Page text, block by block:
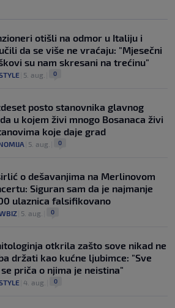
otišli na odmor u Italiju i
da se više ne vraćaju: "Mjesečni
su nam skresani na trećinu"
5. aug. 0
posto stanovnika glavnog
u kojem živi mnogo Bosanaca živi
koje daje grad
5. aug. 0
o dešavanjima na Merlinovom
Siguran sam da je najmanje
ulaznica falsifikovano
5. aug. 0
otkrila zašto sove nikad ne
držati kao kućne ljubimce: "Sve
priča o njima je neistina"
4. aug. 0